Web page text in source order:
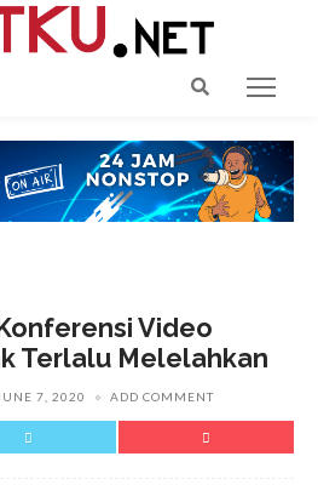
Video
Terlalu Melelahkan
JUNE 7, 2020 ADD COMMENT